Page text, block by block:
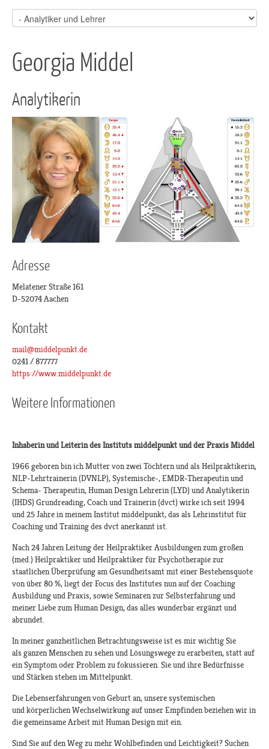
Georgia Middel
Analytikerin
Adresse
Melatener Straße 161
D-52074 Aachen
Kontakt
mail@middelpunkt.de
0241 / 877777
https://www.middelpunkt.de
Weitere Informationen
Inhaberin und Leiterin des Instituts middelpunkt und der Praxis Middel
1966 geboren bin ich Mutter von zwei Töchtern und als Heilpraktikerin,
NLP-Lehrtrainerin (DVNLP), Systemische-, EMDR-Therapeutin und
Schema- Therapeutin, Human Design Lehrerin (LYD) und Analytikerin
(IHDS) Grundreading, Coach und Trainerin (dvct) wirke ich seit 1994
und 25 Jahre in meinem Institut middelpunkt, das als Lehrinstitut für
Coaching und Training des dvct anerkannt ist.
Nach 24 Jahren Leitung der Heilpraktiker Ausbildungen zum großen
(med.) Heilpraktiker und Heilpraktiker für Psychotherapie zur
staatlichen Überprüfung am Gesundheitsamt mit einer Bestehensquote
von über 80 %, liegt der Focus des Institutes nun auf der Coaching
Ausbildung und Praxis, sowie Seminaren zur Selbsterfahrung und
meiner Liebe zum Human Design, das alles wunderbar ergänzt und
abrundet.
In meiner ganzheitlichen Betrachtungsweise ist es mir wichtig Sie
als ganzen Menschen zu sehen und Lösungswege zu erarbeiten, statt auf
ein Symptom oder Problem zu fokussieren. Sie und ihre Bedürfnisse
und Stärken stehen im Mittelpunkt.
Die Lebenserfahrungen von Geburt an, unsere systemischen
und körperlichen Wechselwirkung auf unser Empfinden beziehen wir in
die gemeinsame Arbeit mit Human Design mit ein.
Sind Sie auf den Weg zu mehr Wohlbefinden und Leichtigkeit? Suchen